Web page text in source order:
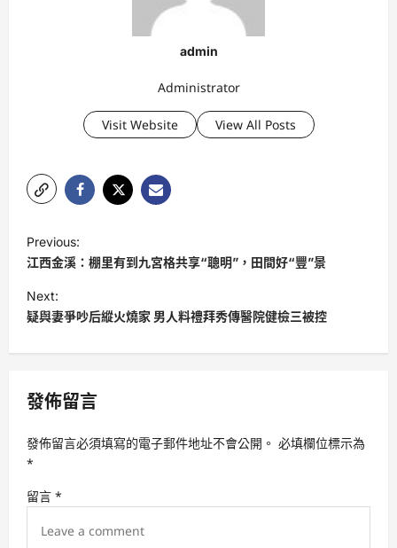
admin
Administrator
Visit Website View All Posts
o
s
t
v
g
t
Previous:
江西金溪：棚里有到九宮格共享“聰明”，田間好“豐”景
Next:
疑與妻爭吵后縱火燒家 男人料禮拜秀傳醫院健檢三被控
發佈留言
發佈留言必須填寫的電子郵件地址不會公開。 必填欄位標示為
*
留言 *